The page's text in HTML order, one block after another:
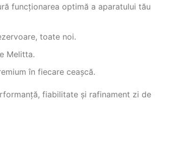
funcționarea optimă a aparatului tău
toate noi.
Melitta.
în fiecare ceașcă.
fiabilitate și rafinament zi de